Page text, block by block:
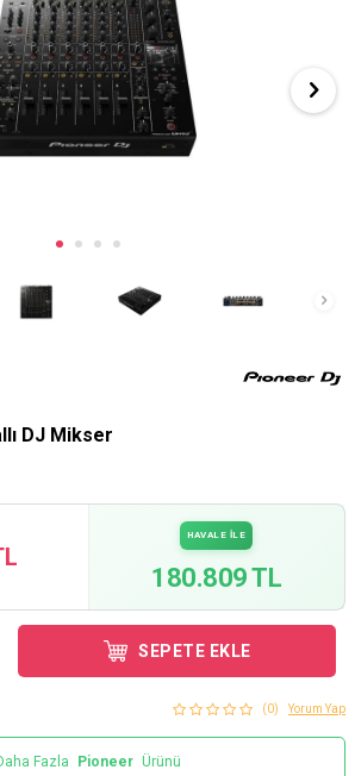
DJ Mikser
HAVALE İLE
180.809 TL
SEPETE EKLE
(0) Yorum Yap
Fazla Pioneer Ürünü